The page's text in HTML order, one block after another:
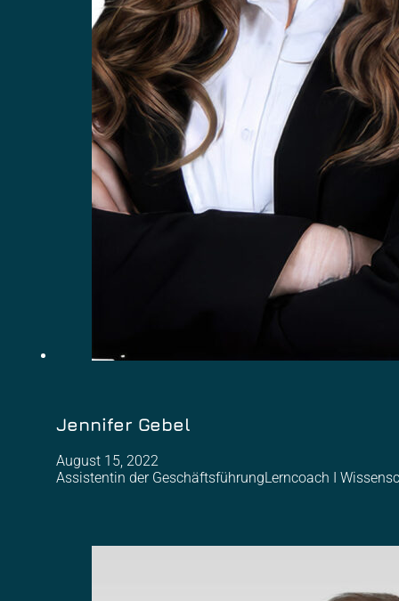
Jennifer Gebel
August 15, 2022
Assistentin der GeschäftsführungLerncoach I